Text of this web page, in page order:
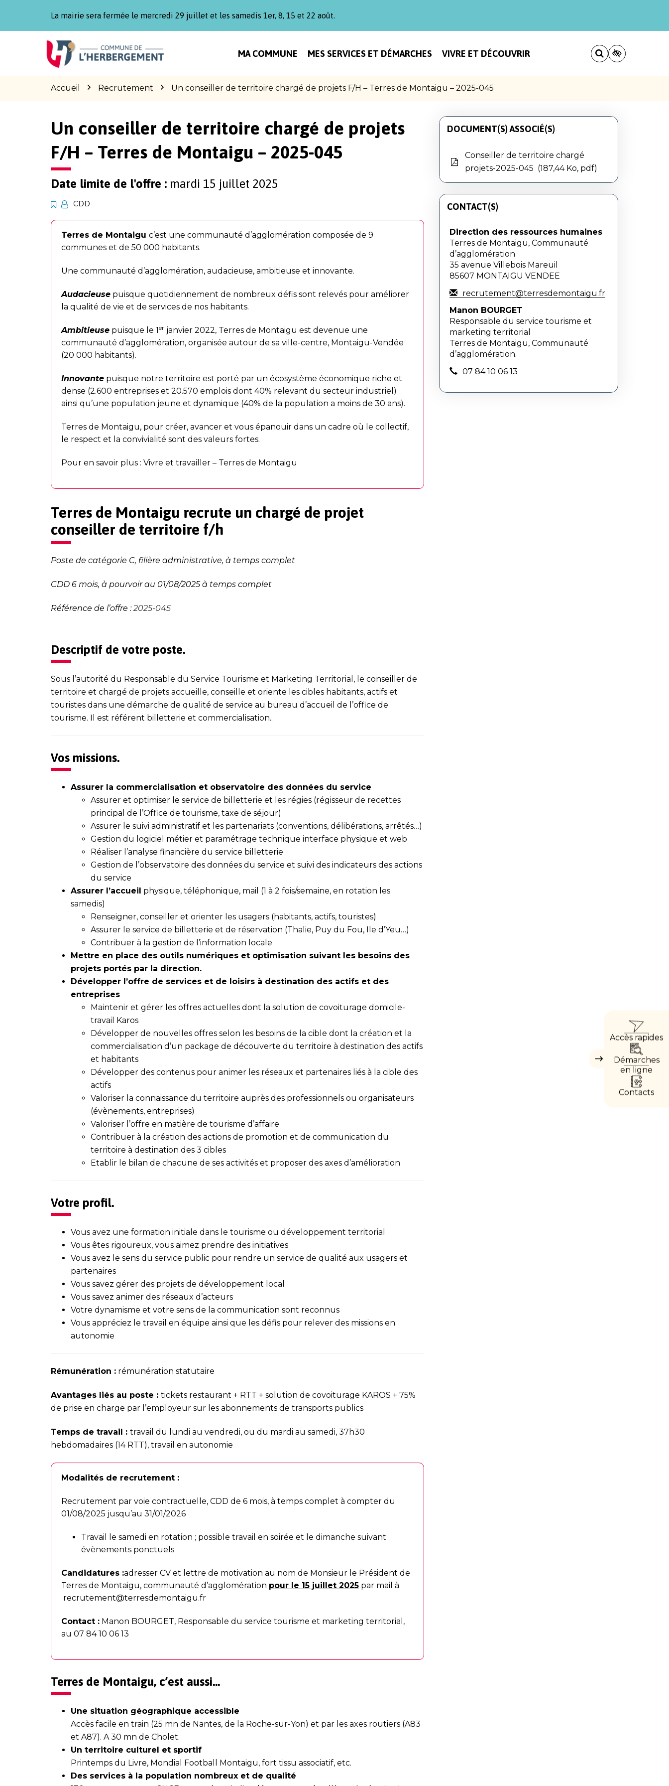
La mairie sera fermée le mercredi 29 juillet et les samedis 1er, 8, 15 et 22 août.
MA COMMUNE MES SERVICES ET DÉMARCHES VIVRE ET DÉCOUVRIR
Accueil Recrutement Un conseiller de territoire chargé de projets F/H – Terres de Montaigu – 2025-045
Masquer
Accès rapides
Démarches
en ligne
Contacts
Un conseiller de territoire chargé de projets
F/H – Terres de Montaigu – 2025-045
Date limite de l'offre : mardi 15 juillet 2025
CDD
Terres de Montaigu c’est une communauté d’agglomération composée de 9
communes et de 50 000 habitants.
Une communauté d’agglomération, audacieuse, ambitieuse et innovante.
Audacieuse puisque quotidiennement de nombreux défis sont relevés pour améliorer
la qualité de vie et de services de nos habitants.
Ambitieuse puisque le 1er janvier 2022, Terres de Montaigu est devenue une
communauté d’agglomération, organisée autour de sa ville-centre, Montaigu-Vendée
(20 000 habitants).
Innovante puisque notre territoire est porté par un écosystème économique riche et
dense (2.600 entreprises et 20.570 emplois dont 40% relevant du secteur industriel)
ainsi qu’une population jeune et dynamique (40% de la population a moins de 30 ans).
Terres de Montaigu, pour créer, avancer et vous épanouir dans un cadre où le collectif,
le respect et la convivialité sont des valeurs fortes.
Pour en savoir plus : Vivre et travailler – Terres de Montaigu
Terres de Montaigu recrute un chargé de projet
conseiller de territoire f/h
Poste de catégorie C, filière administrative, à temps complet
CDD 6 mois, à pourvoir au 01/08/2025 à temps complet
Référence de l’offre :2025-045
Descriptif de votre poste.
Sous l’autorité du Responsable du Service Tourisme et Marketing Territorial, le conseiller de
territoire et chargé de projets accueille, conseille et oriente les cibles habitants, actifs et
touristes dans une démarche de qualité de service au bureau d’accueil de l’office de
tourisme. Il est référent billetterie et commercialisation..
Vos missions.
Assurer la commercialisation et observatoire des données du service
Assurer et optimiser le service de billetterie et les régies (régisseur de recettes
principal de l’Office de tourisme, taxe de séjour)
Assurer le suivi administratif et les partenariats (conventions, délibérations, arrêtés…)
Gestion du logiciel métier et paramétrage technique interface physique et web
Réaliser l’analyse financière du service billetterie
Gestion de l’observatoire des données du service et suivi des indicateurs des actions
du service
Assurer l’accueil physique, téléphonique, mail (1 à 2 fois/semaine, en rotation les
samedis)
Renseigner, conseiller et orienter les usagers (habitants, actifs, touristes)
Assurer le service de billetterie et de réservation (Thalie, Puy du Fou, Ile d’Yeu…)
Contribuer à la gestion de l’information locale
Mettre en place des outils numériques et optimisation suivant les besoins des
projets portés par la direction.
Développer l’offre de services et de loisirs à destination des actifs et des
entreprises
Maintenir et gérer les offres actuelles dont la solution de covoiturage domicile-
travail Karos
Développer de nouvelles offres selon les besoins de la cible dont la création et la
commercialisation d’un package de découverte du territoire à destination des actifs
et habitants
Développer des contenus pour animer les réseaux et partenaires liés à la cible des
actifs
Valoriser la connaissance du territoire auprès des professionnels ou organisateurs
(évènements, entreprises)
Valoriser l’offre en matière de tourisme d’affaire
Contribuer à la création des actions de promotion et de communication du
territoire à destination des 3 cibles
Etablir le bilan de chacune de ses activités et proposer des axes d’amélioration
Votre profil.
Vous avez une formation initiale dans le tourisme ou développement territorial
Vous êtes rigoureux, vous aimez prendre des initiatives
Vous avez le sens du service public pour rendre un service de qualité aux usagers et
partenaires
Vous savez gérer des projets de développement local
Vous savez animer des réseaux d’acteurs
Votre dynamisme et votre sens de la communication sont reconnus
Vous appréciez le travail en équipe ainsi que les défis pour relever des missions en
autonomie
Rémunération : rémunération statutaire
Avantages liés au poste : tickets restaurant + RTT + solution de covoiturage KAROS + 75%
de prise en charge par l’employeur sur les abonnements de transports publics
Temps de travail : travail du lundi au vendredi, ou du mardi au samedi, 37h30
hebdomadaires (14 RTT), travail en autonomie
Modalités de recrutement :
Recrutement par voie contractuelle, CDD de 6 mois, à temps complet à compter du
01/08/2025 jusqu’au 31/01/2026
Travail le samedi en rotation ; possible travail en soirée et le dimanche suivant
évènements ponctuels
Candidatures :adresser CV et lettre de motivation au nom de Monsieur le Président de
Terres de Montaigu, communauté d’agglomération pour le 15 juillet 2025 par mail à
recrutement@terresdemontaigu.fr
Contact : Manon BOURGET, Responsable du service tourisme et marketing territorial,
au 07 84 10 06 13
Terres de Montaigu, c’est aussi…
Une situation géographique accessible
Accès facile en train (25 mn de Nantes, de la Roche-sur-Yon) et par les axes routiers (A83
et A87). A 30 mn de Cholet.
Un territoire culturel et sportif
Printemps du Livre, Mondial Football Montaigu, fort tissu associatif, etc.
Des services à la population nombreux et de qualité
DOCUMENT(S) ASSOCIÉ(S)
Conseiller de territoire chargé
projets-2025-045
187,44 Ko, pdf
CONTACT(S)
Direction des ressources humaines
Terres de Montaigu, Communauté
d’agglomération
35 avenue Villebois Mareuil
85607 MONTAIGU VENDEE
recrutement@terresdemontaigu.fr
Manon BOURGET
Responsable du service tourisme et
marketing territorial
Terres de Montaigu, Communauté
d’agglomération.
07 84 10 06 13